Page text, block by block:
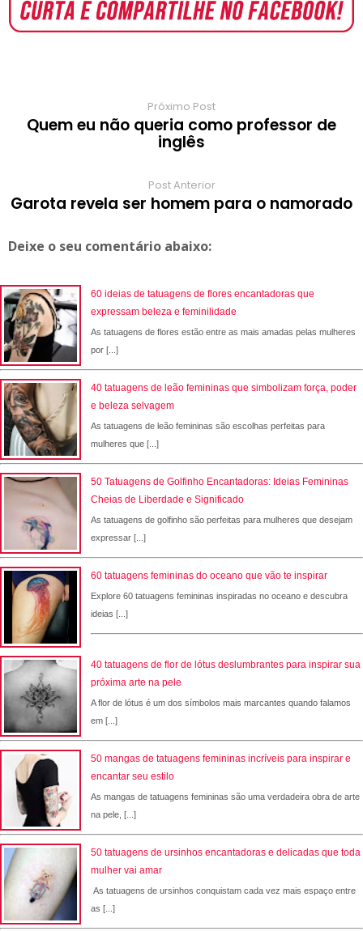
o
o
k
A
p
p
e
r
r r
e
s
o
a
r
r
a
m
Próximo Post
Quem eu não queria como professor de
inglês
Post Anterior
Garota revela ser homem para o namorado
Deixe o seu comentário abaixo:
60 ideias de tatuagens de flores encantadoras que
expressam beleza e feminilidade
As tatuagens de flores estão entre as mais amadas pelas mulheres
por [...]
40 tatuagens de leão femininas que simbolizam força, poder
e beleza selvagem
As tatuagens de leão femininas são escolhas perfeitas para
mulheres que [...]
50 Tatuagens de Golfinho Encantadoras: Ideias Femininas
Cheias de Liberdade e Significado
As tatuagens de golfinho são perfeitas para mulheres que desejam
expressar [...]
60 tatuagens femininas do oceano que vão te inspirar
Explore 60 tatuagens femininas inspiradas no oceano e descubra
ideias [...]
40 tatuagens de flor de lótus deslumbrantes para inspirar sua
próxima arte na pele
A flor de lótus é um dos símbolos mais marcantes quando falamos
em [...]
50 mangas de tatuagens femininas incríveis para inspirar e
encantar seu estilo
As mangas de tatuagens femininas são uma verdadeira obra de arte
na pele, [...]
50 tatuagens de ursinhos encantadoras e delicadas que toda
mulher vai amar
As tatuagens de ursinhos conquistam cada vez mais espaço entre
as [...]